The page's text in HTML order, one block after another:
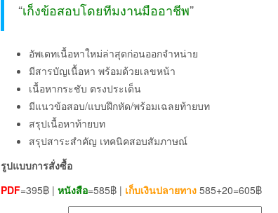
“เก็งข้อสอบโดยทีมงานมืออาชีพ”
อัพเดทเนื้อหาใหม่ล่าสุดก่อนออกจำหน่าย
มีสารบัญเนื้อหา พร้อมด้วยเลขหน้า
เนื้อหากระชับ ตรงประเด็น
มีแนวข้อสอบ/แบบฝึกหัด/พร้อมเฉลยท้ายบท
สรุปเนื้อหาท้ายบท
สรุปสาระสำคัญ เทคนิคสอบสัมภาษณ์
รูปแบบการสั่งซื้อ
PDF=395฿ | หนังสือ=585฿ | เก็บเงินปลายทาง585+20=605฿